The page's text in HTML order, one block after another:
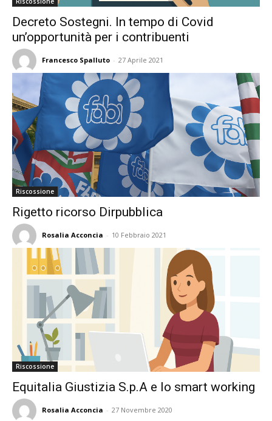
Decreto Sostegni. In tempo di Covid
un’opportunità per i contribuenti
Francesco Spalluto - 27 Aprile 2021
Riscossione
Rigetto ricorso Dirpubblica
Rosalia Acconcia - 10 Febbraio 2021
Riscossione
Equitalia Giustizia S.p.A e lo smart working
Rosalia Acconcia - 27 Novembre 2020